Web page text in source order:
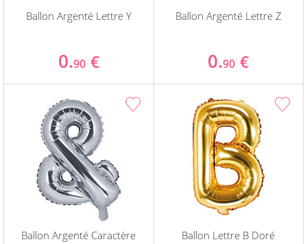
Ballon Argenté Lettre Y
0.90 €
Ballon Argenté Lettre Z
0.90 €
Ballon Argenté Caractère
Ballon Lettre B Doré